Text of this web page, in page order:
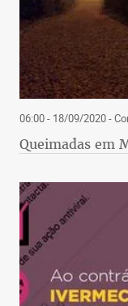
06:00 - 18/09/2020-
Queimadas em